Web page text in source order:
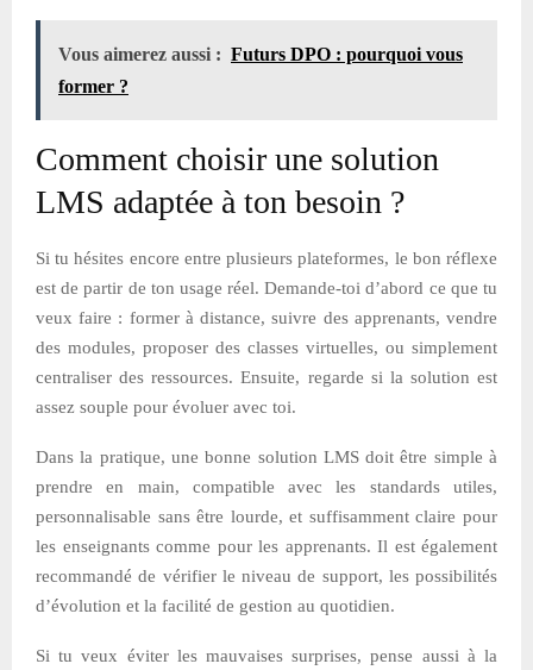
Vous aimerez aussi : Futurs DPO : pourquoi vous
former ?
Comment choisir une solution
LMS adaptée à ton besoin ?
Si tu hésites encore entre plusieurs plateformes, le bon réflexe
est de partir de ton usage réel. Demande-toi d’abord ce que tu
veux faire : former à distance, suivre des apprenants, vendre
des modules, proposer des classes virtuelles, ou simplement
centraliser des ressources. Ensuite, regarde si la solution est
assez souple pour évoluer avec toi.
Dans la pratique, une bonne solution LMS doit être simple à
prendre en main, compatible avec les standards utiles,
personnalisable sans être lourde, et suffisamment claire pour
les enseignants comme pour les apprenants. Il est également
recommandé de vérifier le niveau de support, les possibilités
d’évolution et la facilité de gestion au quotidien.
Si tu veux éviter les mauvaises surprises, pense aussi à la